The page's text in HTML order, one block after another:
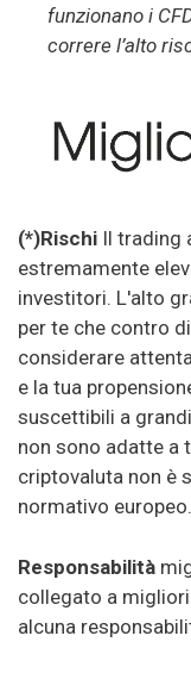
funzionano i
correre l’alto
(*)Rischi Il trading
estremamente
investitori. L'alto
per te che contro
considerare
e la tua
suscettibili a
non sono adatte a
criptovaluta non è
normativo europeo.
Responsabilità
collegato a
alcuna